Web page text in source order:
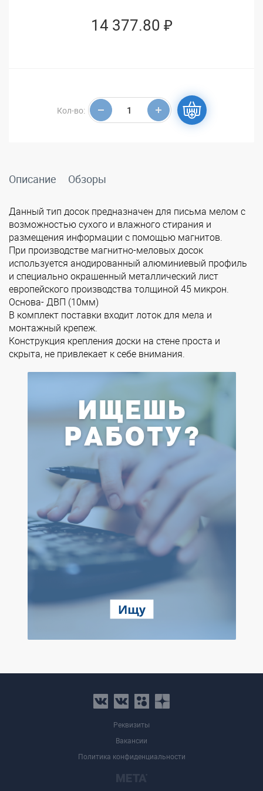
14 377.80 ₽
Кол-во:
Описание Обзоры
Данный тип досок предназначен для письма мелом с
возможностью сухого и влажного стирания и
размещения информации с помощью магнитов.
При производстве магнитно-меловых досок
используется анодированный алюминиевый профиль
и специально окрашенный металлический лист
европейского производства толщиной 45 микрон.
Основа- ДВП (10мм)
В комплект поставки входит лоток для мела и
монтажный крепеж.
Конструкция крепления доски на стене проста и
скрыта, не привлекает к себе внимания.
Реквизиты
Вакансии
Политика конфиденциальности